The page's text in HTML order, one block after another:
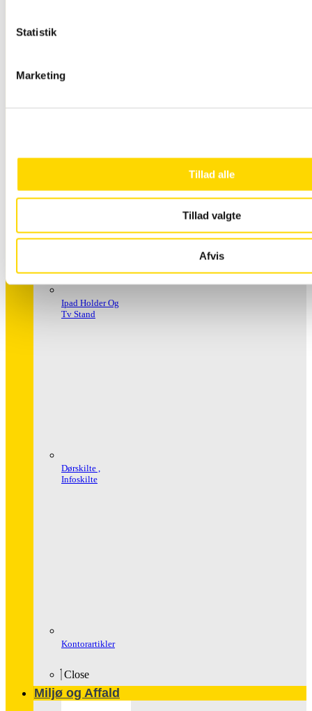
Statistik
Marketing
Tillad alle
Tillad valgte
Afvis
Ipad Holder Og
Tv Stand
Dørskilte ,
Infoskilte
Kontorartikler
Close
Miljø og Affald